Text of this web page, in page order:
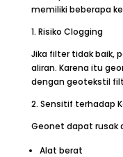
memiliki beberapa
1. Risiko Clogging
Jika filter tidak baik,
aliran. Karena itu
dengan geotekstil
2. Sensitif terhadap
Geonet dapat rusak
Alat berat